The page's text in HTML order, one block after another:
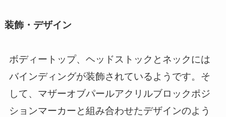
装飾・デザイン
ボディートップ、ヘッドストックとネックには
バインディングが装飾されているようです。そ
して、マザーオブパールアクリルブロックポジ
ションマーカーと組み合わせたデザインのよう